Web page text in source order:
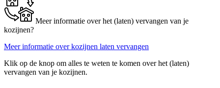
Meer informatie over het (laten) vervangen van je
kozijnen?
Meer informatie over kozijnen laten vervangen
Klik op de knop om alles te weten te komen over het (laten)
vervangen van je kozijnen.